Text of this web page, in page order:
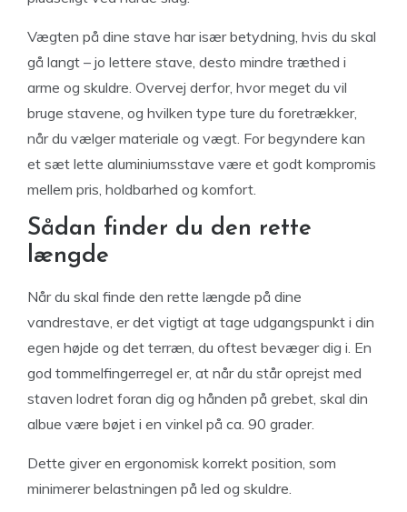
Vægten på dine stave har især betydning, hvis du skal
gå langt – jo lettere stave, desto mindre træthed i
arme og skuldre. Overvej derfor, hvor meget du vil
bruge stavene, og hvilken type ture du foretrækker,
når du vælger materiale og vægt. For begyndere kan
et sæt lette aluminiumsstave være et godt kompromis
mellem pris, holdbarhed og komfort.
Sådan finder du den rette
længde
Når du skal finde den rette længde på dine
vandrestave, er det vigtigt at tage udgangspunkt i din
egen højde og det terræn, du oftest bevæger dig i. En
god tommelfingerregel er, at når du står oprejst med
staven lodret foran dig og hånden på grebet, skal din
albue være bøjet i en vinkel på ca. 90 grader.
Dette giver en ergonomisk korrekt position, som
minimerer belastningen på led og skuldre.